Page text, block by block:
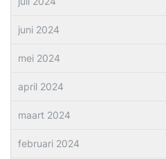
juni 2024
mei 2024
april 2024
maart 2024
februari 2024